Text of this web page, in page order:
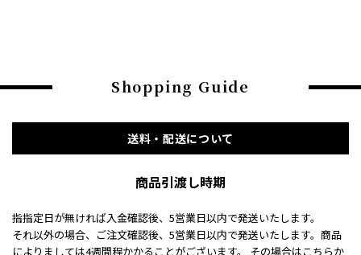
Shopping Guide
送料・配送について
商品引渡し時期
指指定日が無ければ入金確認後、5営業日以内で発送いたします。
それ以外の場合、ご注文確認後、5営業日以内で発送いたします。商品
によりましては4週間程かかることがございます。 その場合はこちらか